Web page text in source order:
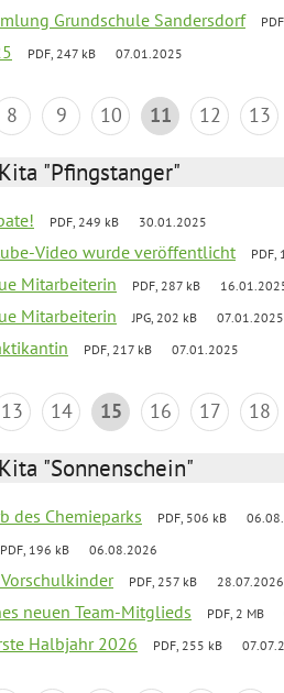
Grundschule Sandersdorf
PDF, 247 kB 07.01.2025
8 9 10 11 12 13
"Pfingstanger"
PDF, 249 kB 30.01.2025
Video wurde veröffentlicht PDF,
Mitarbeiterin PDF, 287 kB
Mitarbeiterin JPG, 202 kB 07.01.2025
PDF, 217 kB 07.01.2025
13 14 15 16 17 18
"Sonnenschein"
des Chemieparks PDF, 506 kB
PDF, 196 kB 06.08.2026
PDF, 257 kB 28.07.2026
neuen Team-Mitglieds PDF, 2 MB
Halbjahr 2026 PDF, 255 kB